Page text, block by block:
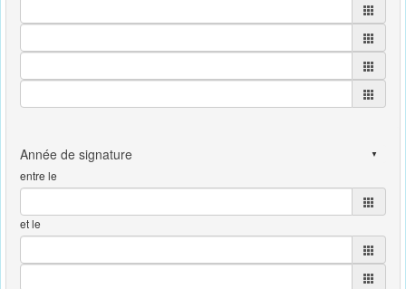
entre le
et le